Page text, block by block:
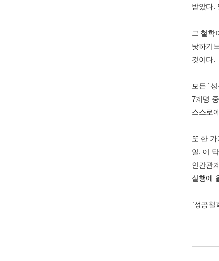
받았다.
그 철학
탓하기
것이다.
모든 `
7계명
스스로
또 한
일. 이
인간관
실행에
`성공철